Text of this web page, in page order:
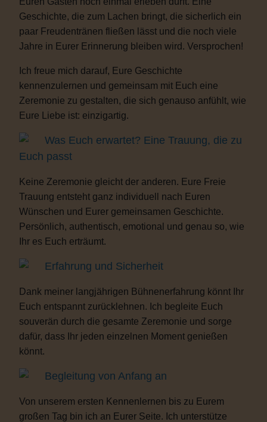
Geschichte, die zum Lachen bringt, die sicherlich ein
paar Freudentränen fließen lässt und die noch viele
Jahre in Eurer Erinnerung bleiben wird. Versprochen!
Ich freue mich darauf, Eure Geschichte
kennenzulernen und gemeinsam mit Euch eine
Zeremonie zu gestalten, die sich genauso anfühlt, wie
Eure Liebe ist: einzigartig.
Was Euch erwartet? Eine Trauung, die zu
Euch passt
Keine Zeremonie gleicht der anderen. Eure Freie
Trauung entsteht ganz individuell nach Euren
Wünschen und Eurer gemeinsamen Geschichte.
Persönlich, authentisch, emotional und genau so, wie
Ihr es Euch erträumt.
Erfahrung und Sicherheit
Dank meiner langjährigen Bühnenerfahrung könnt Ihr
Euch entspannt zurücklehnen. Ich begleite Euch
souverän durch die gesamte Zeremonie und sorge
dafür, dass Ihr jeden einzelnen Moment genießen
könnt.
Begleitung von Anfang an
Von unserem ersten Kennenlernen bis zu Eurem
großen Tag bin ich an Eurer Seite. Ich unterstütze